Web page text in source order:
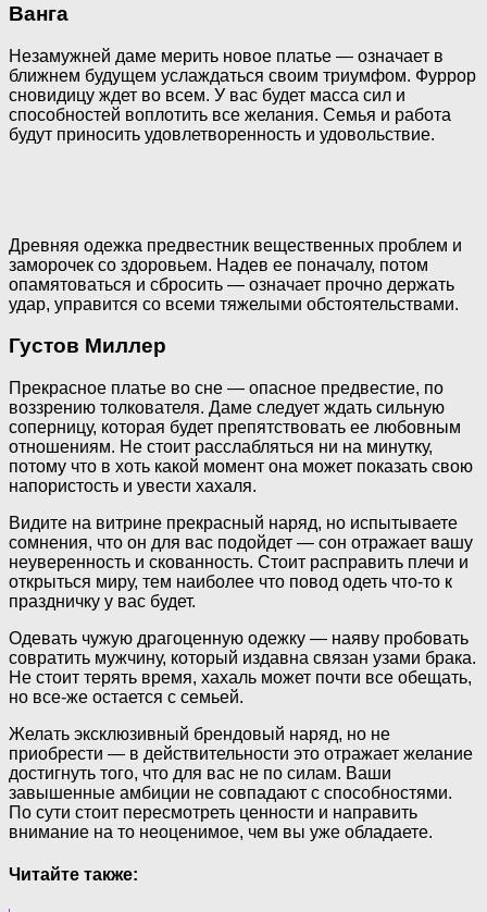
Ванга
Незамужней даме мерить новое платье — означает в
ближнем будущем услаждаться своим триумфом. Фуррор
сновидицу ждет во всем. У вас будет масса сил и
способностей воплотить все желания. Семья и работа
будут приносить удовлетворенность и удовольствие.
Древняя одежка предвестник вещественных проблем и
заморочек со здоровьем. Надев ее поначалу, потом
опамятоваться и сбросить — означает прочно держать
удар, управится со всеми тяжелыми обстоятельствами.
Густов Миллер
Прекрасное платье во сне — опасное предвестие, по
воззрению толкователя. Даме следует ждать сильную
соперницу, которая будет препятствовать ее любовным
отношениям. Не стоит расслабляться ни на минутку,
потому что в хоть какой момент она может показать свою
напористость и увести хахаля.
Видите на витрине прекрасный наряд, но испытываете
сомнения, что он для вас подойдет — сон отражает вашу
неуверенность и скованность. Стоит расправить плечи и
открыться миру, тем наиболее что повод одеть что-то к
праздничку у вас будет.
Одевать чужую драгоценную одежку — наяву пробовать
совратить мужчину, который издавна связан узами брака.
Не стоит терять время, хахаль может почти все обещать,
но все-же остается с семьей.
Желать эксклюзивный брендовый наряд, но не
приобрести — в действительности это отражает желание
достигнуть того, что для вас не по силам. Ваши
завышенные амбиции не совпадают с способностями.
По сути стоит пересмотреть ценности и направить
внимание на то неоценимое, чем вы уже обладаете.
Читайте также: